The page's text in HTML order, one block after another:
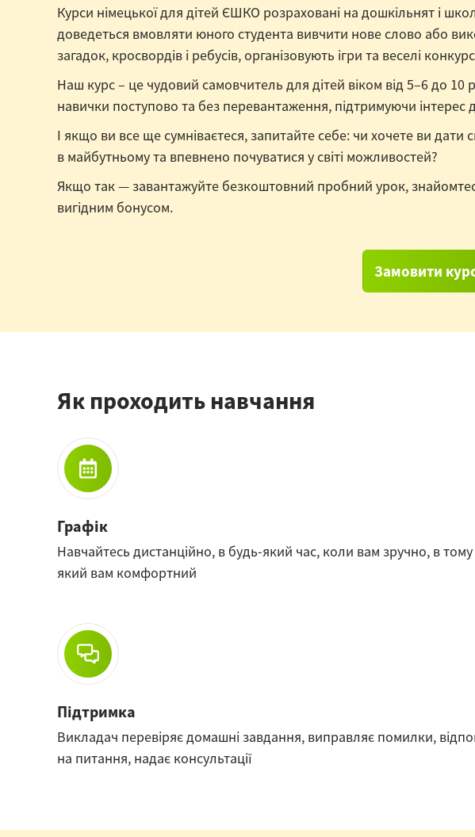
Курси німецької для дітей ЄШКО розраховані на дошкільнят і
доведеться вмовляти юного студента вивчити нове слово або
загадок, кросвордів і ребусів, організовують ігри та веселі
Наш курс – це чудовий самовчитель для дітей віком від 5–6 до 10
навички поступово та без перевантаження, підтримуючи інтерес
І якщо ви все ще сумніваєтеся, запитайте себе: чи хочете ви дати
в майбутньому та впевнено почуватися у світі можливостей?
Якщо так — завантажуйте безкоштовний пробний урок,
вигідним бонусом.
Замовити
Як проходить навчання
Графік
Навчайтесь дистанційно, в будь-який час, коли вам зручно, в тому
який вам комфортний
Підтримка
Викладач перевіряє домашні завдання, виправляє помилки,
на питання, надає консультації